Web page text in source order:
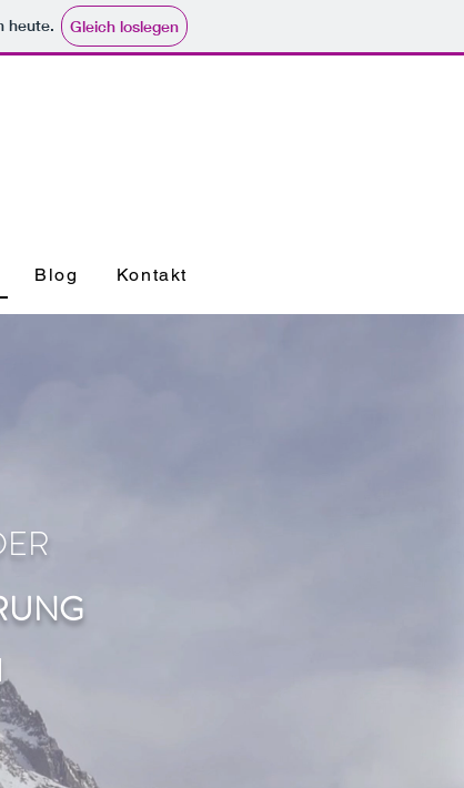
heute. Gleich loslegen
Blog Kontakt